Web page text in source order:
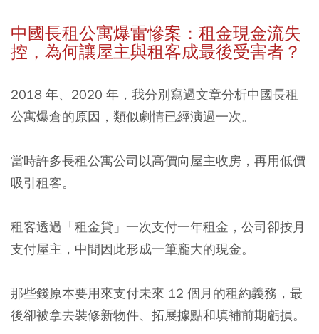
中國長租公寓爆雷慘案：租金現金流失
控，為何讓屋主與租客成最後受害者？
2018 年、2020 年，我分別寫過文章分析中國長租
公寓爆倉的原因，類似劇情已經演過一次。
當時許多長租公寓公司以高價向屋主收房，再用低價
吸引租客。
租客透過「租金貸」一次支付一年租金，公司卻按月
支付屋主，中間因此形成一筆龐大的現金。
那些錢原本要用來支付未來 12 個月的租約義務，最
後卻被拿去裝修新物件、拓展據點和填補前期虧損。